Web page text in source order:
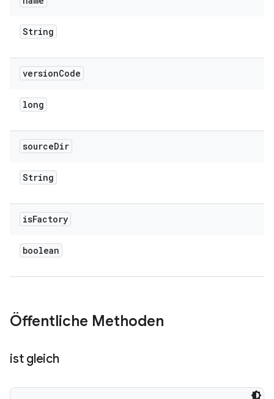
String
versionCode
long
sourceDir
String
isFactory
boolean
Öffentliche Methoden
ist gleich